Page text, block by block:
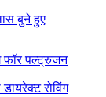
बुने हुए
रोविंग